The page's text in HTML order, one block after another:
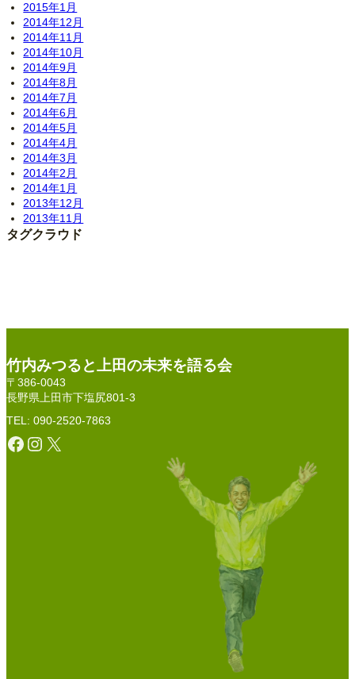
2015年1月
2014年12月
2014年11月
2014年10月
2014年9月
2014年8月
2014年7月
2014年6月
2014年5月
2014年4月
2014年3月
2014年2月
2014年1月
2013年12月
2013年11月
タグクラウド
竹内みつると上田の未来を語る会
〒386-0043
長野県上田市下塩尻801-3
TEL: 090-2520-7863
Facebook Instagram X